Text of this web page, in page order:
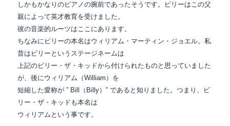
しかもかなりのピアノの腕前であったそうです。ビリーはこの父
親によって英才教育を受けました。
彼の音楽的ルーツはここにあります。
ちなみにビリーの本名はウィリアム・マーティン・ジョエル。私
昔はビリーというステージネームは
上記のビリー・ザ・キッドから付けられたものと思っていました
が、後にウィリアム（William）を
短縮した愛称が ” Bill（Billy）” であると知りました。つまり、ビ
リー・ザ・キッドも本名は
ウィリアムという事です。